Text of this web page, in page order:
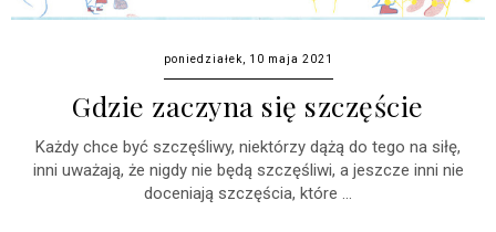
poniedziałek, 10 maja 2021
Gdzie zaczyna się szczęście
Każdy chce być szczęśliwy, niektórzy dążą do tego na siłę,
inni uważają, że nigdy nie będą szczęśliwi, a jeszcze inni nie
doceniają szczęścia, które ...